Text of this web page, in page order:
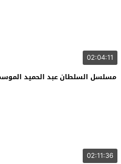
02:04:11
مسلسل السلطان عبد الحميد الموسم
02:11:36